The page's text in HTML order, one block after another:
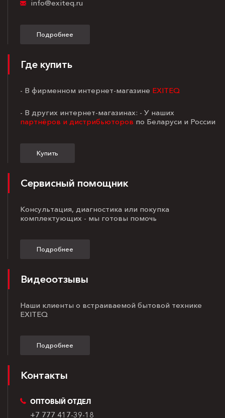
info@exiteq.ru
Подробнее
Где купить
- В фирменном интернет-магазине EXITEQ
- В других интернет-магазинах: - У наших
партнёров и дистрибьюторов по Беларуси и России
Купить
Сервисный помощник
Консультация, диагностика или покупка
комплектующих - мы готовы помочь
Подробнее
Видеоотзывы
Наши клиенты о встраиваемой бытовой технике
EXITEQ
Подробнее
Контакты
ОПТОВЫЙ ОТДЕЛ
+7 777 417-39-18